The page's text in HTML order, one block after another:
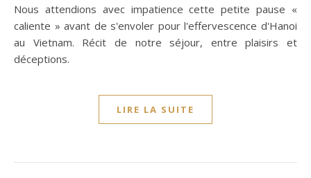
Nous attendions avec impatience cette petite pause «
caliente » avant de s'envoler pour l'effervescence d'Hanoi
au Vietnam. Récit de notre séjour, entre plaisirs et
déceptions.
LIRE LA SUITE